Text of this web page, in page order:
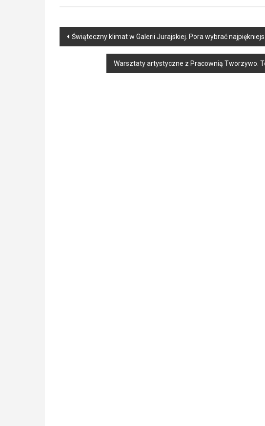
Post
navigation
Świąteczny klimat w Galerii Jurajskiej. Pora wybrać
Warsztaty artystyczne z Pracownią Tworzywo.